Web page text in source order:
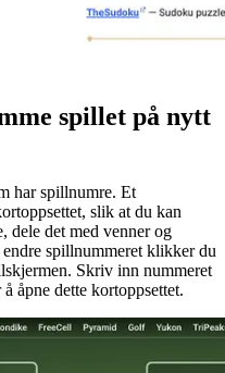
spillet på nytt
har spillnumre. Et
slik at du kan
dele det med venner og
endre spillnummeret klikker du
Skriv inn nummeret
åpne dette kortoppsettet.